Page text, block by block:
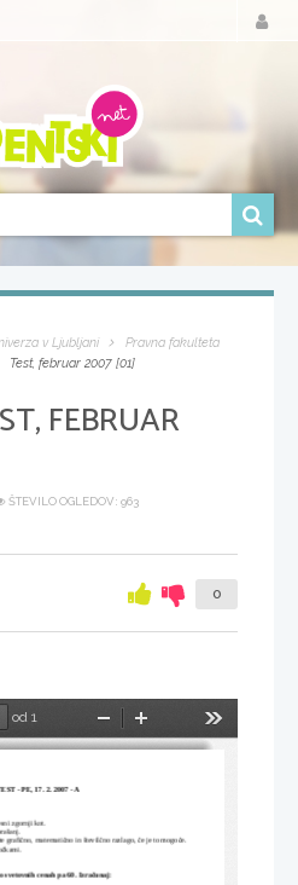
v Ljubljani
Pravna fakulteta
Test, februar 2007 [01]
FEBRUAR
ŠTEVILO OGLEDOV: 963
prikaži meni 0
od 1
Pomanjšaj
- PE, 17. 2. 2007 - A
zgornji kot
grafi čno, matemati čno in števil čno razlago, če je to mogo če.
čkami.
svetovnih cenah pa 60. Izračunaj: